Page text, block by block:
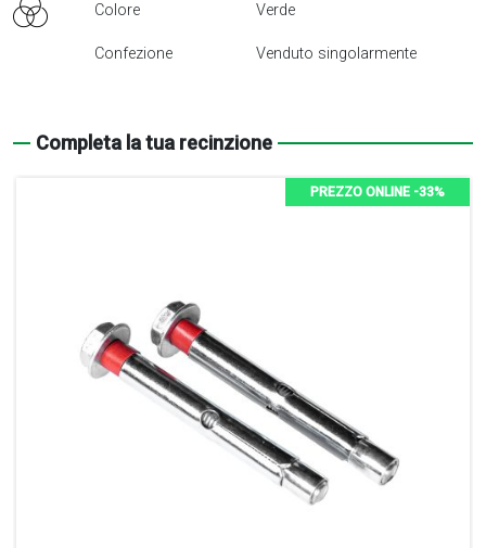
Colore Verde
Confezione Venduto singolarmente
Completa la tua recinzione
PREZZO ONLINE -33%